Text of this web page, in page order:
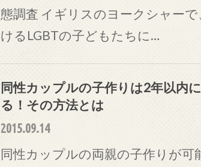
態調査 イギリスのヨークシャーで
けるLGBTの子どもたちに…
同性カップルの子作りは2年以内
る！その方法とは
2015.09.14
同性カップルの両親の子作りが可